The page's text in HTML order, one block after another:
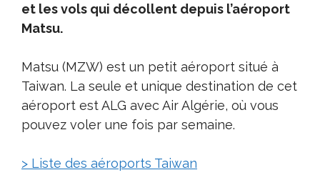
et les vols qui décollent depuis l’aéroport
Matsu.
Matsu (MZW) est un petit aéroport situé à
Taiwan. La seule et unique destination de cet
aéroport est ALG avec Air Algérie, où vous
pouvez voler une fois par semaine.
> Liste des aéroports Taiwan